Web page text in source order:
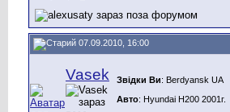
07.09.2010, 16:00
Vasek Звідки Ви: Berdyansk UA
Авто: Hyundai H200 2001г.